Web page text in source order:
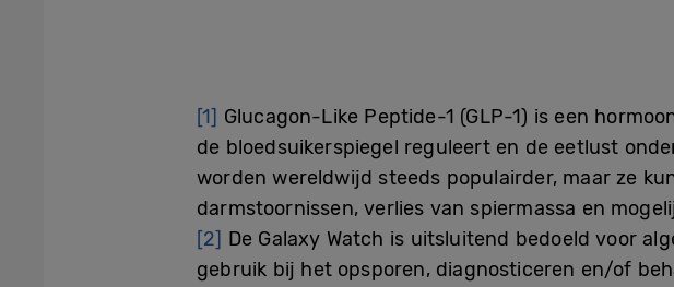
[1] Glucagon-Like Peptide-1 (GLP-1) is een
de bloedsuikerspiegel reguleert en de eetlust
worden wereldwijd steeds populairder, maar ze
darmstoornissen, verlies van spiermassa en
[2] De Galaxy Watch is uitsluitend bedoeld voor
gebruik bij het opsporen, diagnosticeren en/of